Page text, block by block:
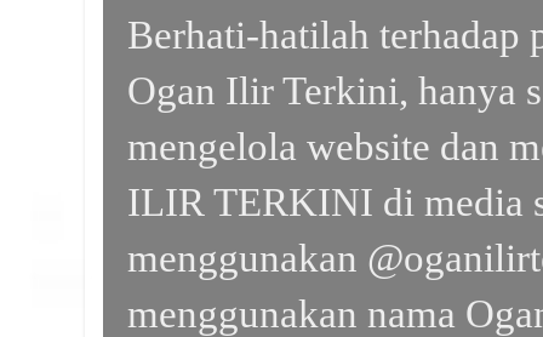
Berhati-hatilah terhadap
Ogan Ilir Terkini, hanya
mengelola website dan
ILIR TERKINI di media
menggunakan
menggunakan nama